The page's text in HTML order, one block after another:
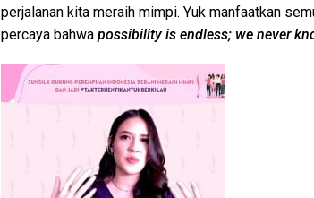
perjalanan kita meraih mimpi. Yuk manfaatkan
percaya bahwa possibility is endless; we never